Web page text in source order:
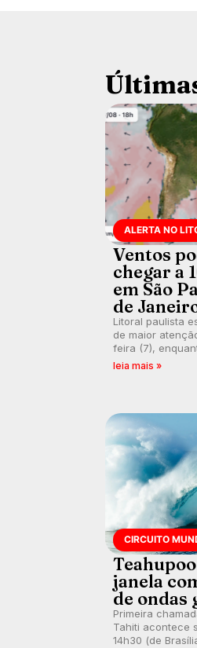
ALERTA NO
Ventos
chegar a
em São
de
Litoral paulista
de maior
feira (7),
também recebe
leia mais »
CIRCUITO
janela
de ondas
Primeira
Tahiti acontece
14h30 (de